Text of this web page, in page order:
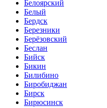
Белоярский
Белый
Бердск
Березники
Берёзовский
Беслан
Бийск
Бикин
Билибино
Биробиджан
Бирск
Бирюсинск